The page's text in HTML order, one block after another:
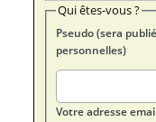
Qui êtes-vous ?
Pseudo (sera
personnelles)
Votre adresse